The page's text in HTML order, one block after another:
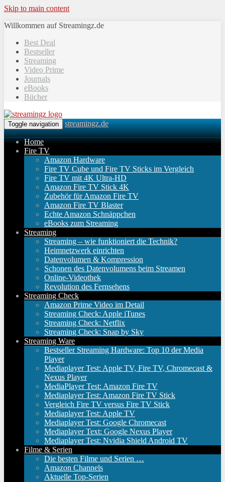
Skip to main content
Willkommen auf Streamingz.de
Best Deal
Bestseller
Streaming
Video Prime
Journals
eBooks
Bücher
Toggle navigation streamingz.de
Home
Fire TV
Amazon Hardware
Fire TV Cube und Fire TV Sticks im Vergleich
Fire TV mit 4K Ultra-HD
Amazon Fire TV Stick 4K
Zubehör für Amazon Fire TV
Amazon Fire TV Blaster
Echte Amazon Schnäppchen
eBooks zum Streaming
Streaming
Streaming – wie funktioniert die Technik?
Heimnetzwerk einrichten
Datenvolumen & Kompression
Schonen des Datenvolumens beim Streamen
Online-Videothek
Revolution des Fernsehens
Streaming Check
Amazon Prime Video im Detail
Streaming Check: Apple iTunes
Streaming Check: Netflix
Streaming Check: Snap by Sky
Streaming Ware
Bestseller Streaming Hardware: Top 10 der Media
Player
Mediaplayer Test: Apple TV, Fire TV, Chromecast &
Nexus Player
MediaPlayer Test: Amazon Fire TV
Mediaplayer Test: Amazon Fire TV Stick
Vergleich Fire TV versus Fire TV Stick
Mediaplayer Test: Apple TV
Mediaplayer Test: Google Chromecast
Mediaplayer Text: Google Nexus Player
Mediaplayer Test: Nvidia Shield Android TV
Filme & Serien
Die besten Filme und Serien …
Amazon Channels
Aktuelle Top-Serien